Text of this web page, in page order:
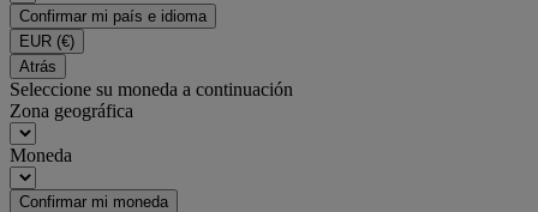
Confirmar mi país e idioma
EUR (€)
Atrás
Seleccione su moneda a continuación
Zona geográfica
Moneda
Confirmar mi moneda